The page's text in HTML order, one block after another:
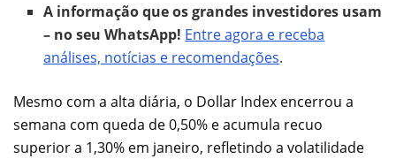
A informação que os grandes investidores usam
– no seu WhatsApp! Entre agora e receba
análises, notícias e recomendações.
Mesmo com a alta diária, o Dollar Index encerrou a
semana com queda de 0,50% e acumula recuo
superior a 1,30% em janeiro, refletindo a volatilidade